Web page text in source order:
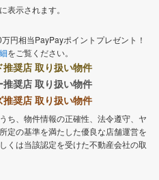
表示されます。
円相当PayPayポイントプレゼント！
をご覧ください。
推奨店 取り扱い物件
推奨店 取り扱い物件
推奨店 取り扱い物件
ち、物件情報の正確性、法令遵守、ヤ
定の基準を満たした優良な店舗運営を
くは当該認定を受けた不動産会社の取